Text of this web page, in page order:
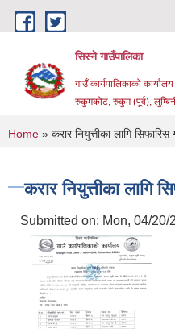
Skip to main content
सिस्ने गाउँपालिका
गाउँ कार्यपालिकाको कार्यालय
रुकुमकोट, रुकुम (पूर्व),
You are here
Home » करार नियुत्तीका लागि
करार नियुत्तीका लागि
Submitted on: Mon, 04/20/